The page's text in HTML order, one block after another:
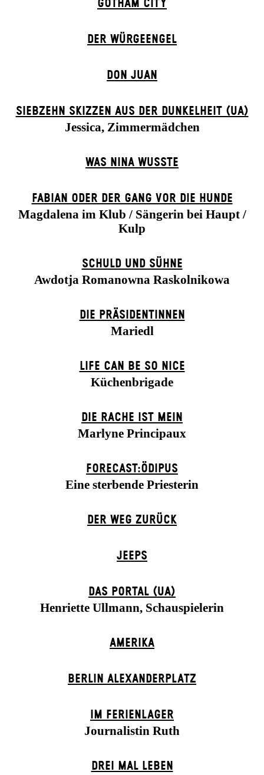
GOTHAM CITY
DER WÜR­GE­ENG­EL
DON JUAN
SIEBZEHN SKIZZEN AUS DER DUNKELHEIT (UA)
Jessica, Zimmermädchen
WAS NINA WUSSTE
FABIAN ODER DER GANG VOR DIE HUNDE
Magdalena im Klub / Sängerin bei Haupt /
Kulp
SCHULD UND SÜHNE
Awdotja Romanowna Raskolnikowa
DIE PRÄSI­DENT­INNEN
Mariedl
LIFE CAN BE SO NICE
Küchenbrigade
DIE RACHE IST MEIN
Marlyne Principaux
FORECAST:ÖDIPUS
Eine sterbende Priesterin
DER WEG ZU­RÜCK
JEEPS
DAS POR­TAL (UA)
Henriette Ullmann, Schauspielerin
AMERIKA
BERLIN ALEXANDER­PLATZ
IM FERIEN­LAGER
Journalistin Ruth
DREI MAL LEBEN